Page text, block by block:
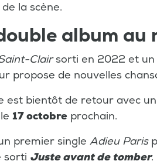
la scène.
album au
Clairsorti en 2022 et un
propose de nouvelles
est bientôt de retour avec
17 octobre prochain.
premier single Adieu Paris
sorti Juste avant de tomber.